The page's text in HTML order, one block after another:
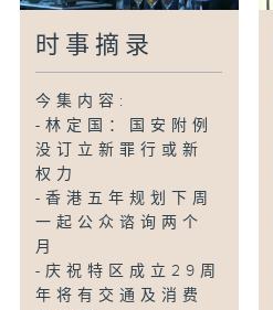
时事摘录
今集内容:
-林定国：国安附例
没订立新罪行或新
权力
-香港五年规划下周
一起公众谘询两个
月
-庆祝特区成立29周
年将有交通及消费